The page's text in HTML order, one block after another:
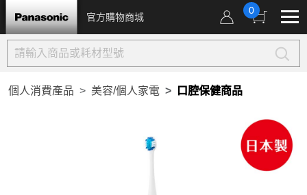
官方購物商城
0
個人消費產品 美容/個人家電 口腔保健商品